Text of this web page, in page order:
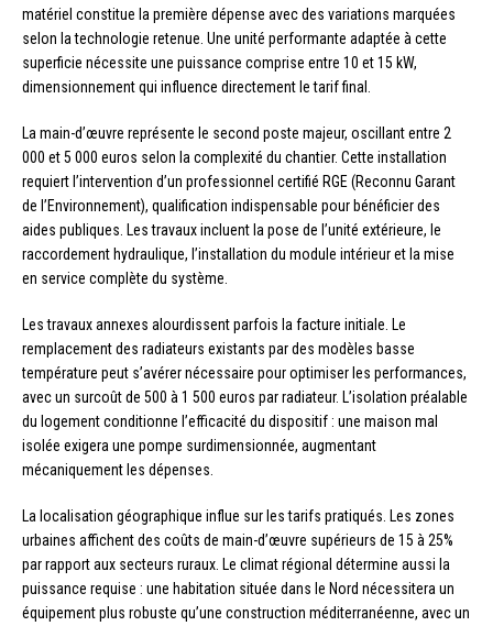
matériel constitue la première dépense avec des variations marquées
selon la technologie retenue. Une unité performante adaptée à cette
superficie nécessite une puissance comprise entre 10 et 15 kW,
dimensionnement qui influence directement le tarif final.
La main-d’œuvre représente le second poste majeur, oscillant entre 2
000 et 5 000 euros selon la complexité du chantier. Cette installation
requiert l’intervention d’un professionnel certifié RGE (Reconnu Garant
de l’Environnement), qualification indispensable pour bénéficier des
aides publiques. Les travaux incluent la pose de l’unité extérieure, le
raccordement hydraulique, l’installation du module intérieur et la mise
en service complète du système.
Les travaux annexes alourdissent parfois la facture initiale. Le
remplacement des radiateurs existants par des modèles basse
température peut s’avérer nécessaire pour optimiser les performances,
avec un surcoût de 500 à 1 500 euros par radiateur. L’isolation préalable
du logement conditionne l’efficacité du dispositif : une maison mal
isolée exigera une pompe surdimensionnée, augmentant
mécaniquement les dépenses.
La localisation géographique influe sur les tarifs pratiqués. Les zones
urbaines affichent des coûts de main-d’œuvre supérieurs de 15 à 25%
par rapport aux secteurs ruraux. Le climat régional détermine aussi la
puissance requise : une habitation située dans le Nord nécessitera un
équipement plus robuste qu’une construction méditerranéenne, avec un